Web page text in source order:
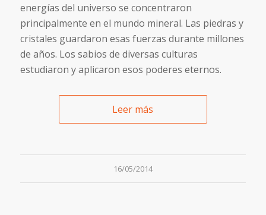
energías del universo se concentraron
principalmente en el mundo mineral. Las piedras y
cristales guardaron esas fuerzas durante millones
de años. Los sabios de diversas culturas
estudiaron y aplicaron esos poderes eternos.
Leer más
16/05/2014